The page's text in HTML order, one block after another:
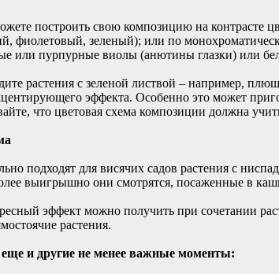
построить свою композицию на контрасте
фиолетовый, зеленый); или по
или пурпурные виолы (анютины глазки) или
растения с зеленой листвой – например,
эффекта. Особенно это может
что цветовая схема композиции должна
подходят для висячих садов растения с
выигрышно они смотрятся, посаженные в
эффект можно получить при сочетании
растения.
еще и другие не менее важные моменты: